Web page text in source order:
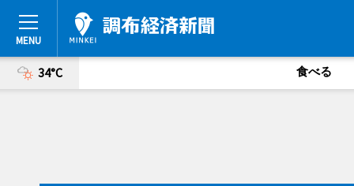
34°C 食べる